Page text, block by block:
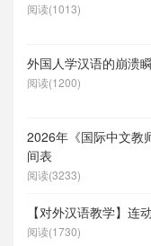
阅读(1013)
外国人学汉语的崩溃
阅读(1200)
2026年《国际中文教
间表
阅读(3233)
【对外汉语教学】连
阅读(1730)